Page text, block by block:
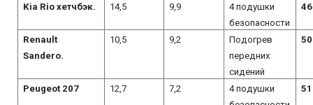
Kia Rio хетчбэк. 14,5 9,9
4 подушки
безопасности
Renault
Sandero.
10,5 9,2
Подогрев
передних
сидений
Peugeot 207 12,7 7,2
4 подушки